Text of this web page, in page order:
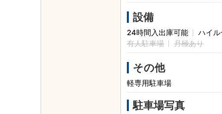
設備
24時間入出庫可能
ハイ
有人駐車場
月極あり
その他
軽専用駐車場
駐車場写真